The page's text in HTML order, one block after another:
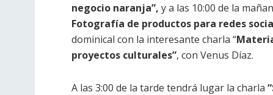
negocio naranja”, y a las 10:00 de la
Fotografía de productos para redes
dominical con la interesante charla “
proyectos culturales”, con Venus Díaz.
A las 3:00 de la tarde tendrá lugar la charla